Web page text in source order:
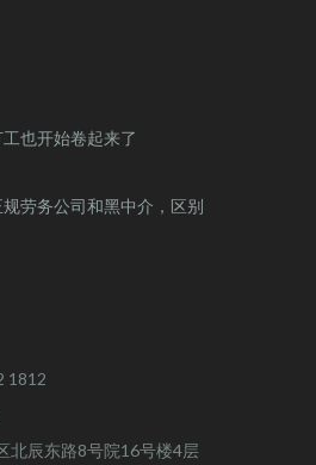
也开始卷起来了
劳务公司和黑中介，区别
1812
北辰东路8号院16号楼4层